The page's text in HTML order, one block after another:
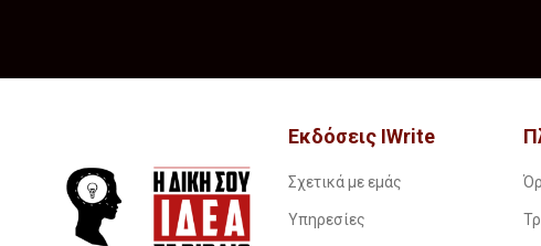
Εκδόσεις IWrite
Σχετικά με εμάς
Υπηρεσίες